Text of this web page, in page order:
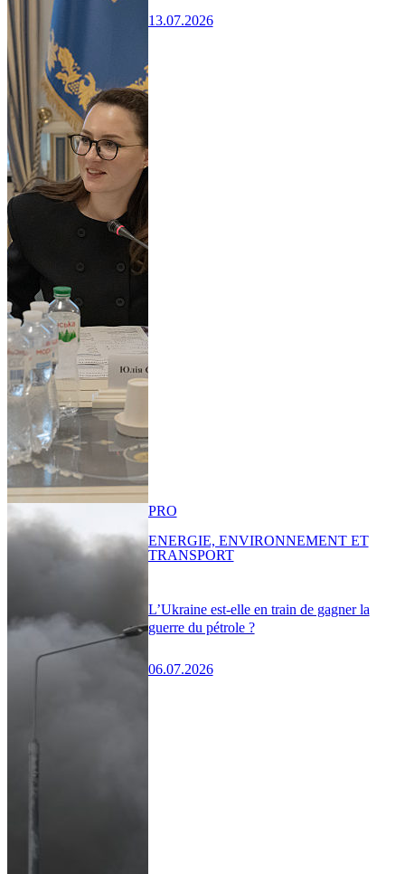
13.07.2026
L’Ukraine est-elle en train de gagner la
guerre du pétrole ?
06.07.2026
PRO
ENERGIE, ENVIRONNEMENT ET
TRANSPORT